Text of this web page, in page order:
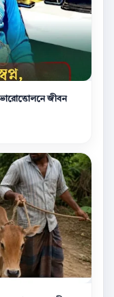
জীবন